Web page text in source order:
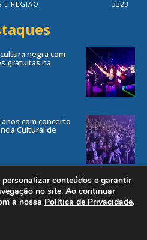
E REGIÃO
3323
negra com
gratuitas na
com concerto
Cultural de
ao site Jornal Local® -by
conteúdos e garantir
no site. Ao continuar
a nossa Política de Privacidade.